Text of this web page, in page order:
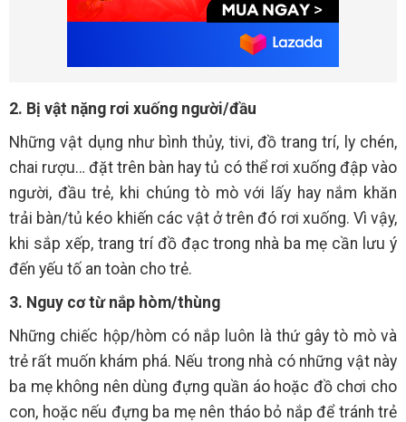
2. Bị vật nặng rơi xuống người/đầu
Những vật dụng như bình thủy, tivi, đồ trang trí, ly chén,
chai rượu… đặt trên bàn hay tủ có thể rơi xuống đập vào
người, đầu trẻ, khi chúng tò mò với lấy hay nắm khăn
trải bàn/tủ kéo khiến các vật ở trên đó rơi xuống. Vì vậy,
khi sắp xếp, trang trí đồ đạc trong nhà ba mẹ cần lưu ý
đến yếu tố an toàn cho trẻ.
3. Nguy cơ từ nắp hòm/thùng
Những chiếc hộp/hòm có nắp luôn là thứ gây tò mò và
trẻ rất muốn khám phá. Nếu trong nhà có những vật này
ba mẹ không nên dùng đựng quần áo hoặc đồ chơi cho
con, hoặc nếu đựng ba mẹ nên tháo bỏ nắp để tránh trẻ